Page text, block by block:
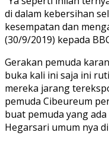
di dalam kebersihan
kesempatan dan
(30/9/2019) kepada
Gerakan pemuda
buka kali ini saja ini
mereka jarang
pemuda Cibeureum
buat pemuda yang
Hegarsari umum nya